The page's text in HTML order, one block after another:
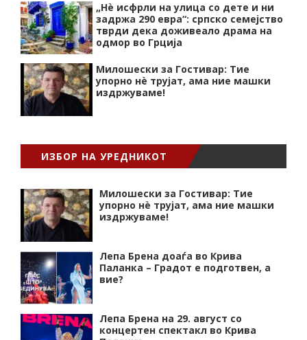
„Нѐ исфрли на улица со дете и ни
задржа 290 евра“: српско семејство
тврди дека доживеало драма на
одмор во Грција
Милошески за Гостивар: Тие
упорно нѐ трујат, ама ние машки
издржуваме!
ИЗБОР НА УРЕДНИКОТ
Милошески за Гостивар: Тие
упорно нѐ трујат, ама ние машки
издржуваме!
Лепа Брена доаѓа во Крива
Паланка – Градот е подготвен, а
вие?
Лепа Брена на 29. август со
концертен спектакл во Крива